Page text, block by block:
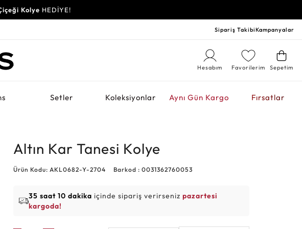
Kolye HEDİYE!
Sipariş TakibiKampanyalar
Sepetim
Favorilerim
Hesabım
Setler Koleksiyonlar Aynı Gün Kargo Fırsatlar
Altın Kar Tanesi Kolye
Ürün Kodu: AKL0682-Y-2704 Barkod : 0031362760053
35 saat 10 dakika içinde sipariş verirsenizpazartesi
kargoda!